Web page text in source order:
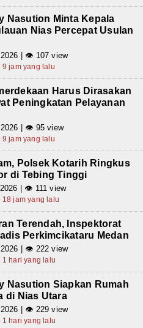
Nasution Minta Kepala
Nias Percepat Usulan
| 👁 107 view
9 jam yang lalu
Harus Dirasakan
Peningkatan Pelayanan
2026 | 👁 95 view
9 jam yang lalu
Polsek Kotarih Ringkus
di Tebing Tinggi
| 👁 111 view
18 jam yang lalu
Terendah, Inspektorat
Perkimcikataru Medan
| 👁 222 view
1 hari yang lalu
Nasution Siapkan Rumah
di Nias Utara
| 👁 229 view
1 hari yang lalu